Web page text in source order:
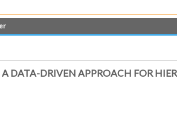
DATA-DRIVEN APPROACH FOR